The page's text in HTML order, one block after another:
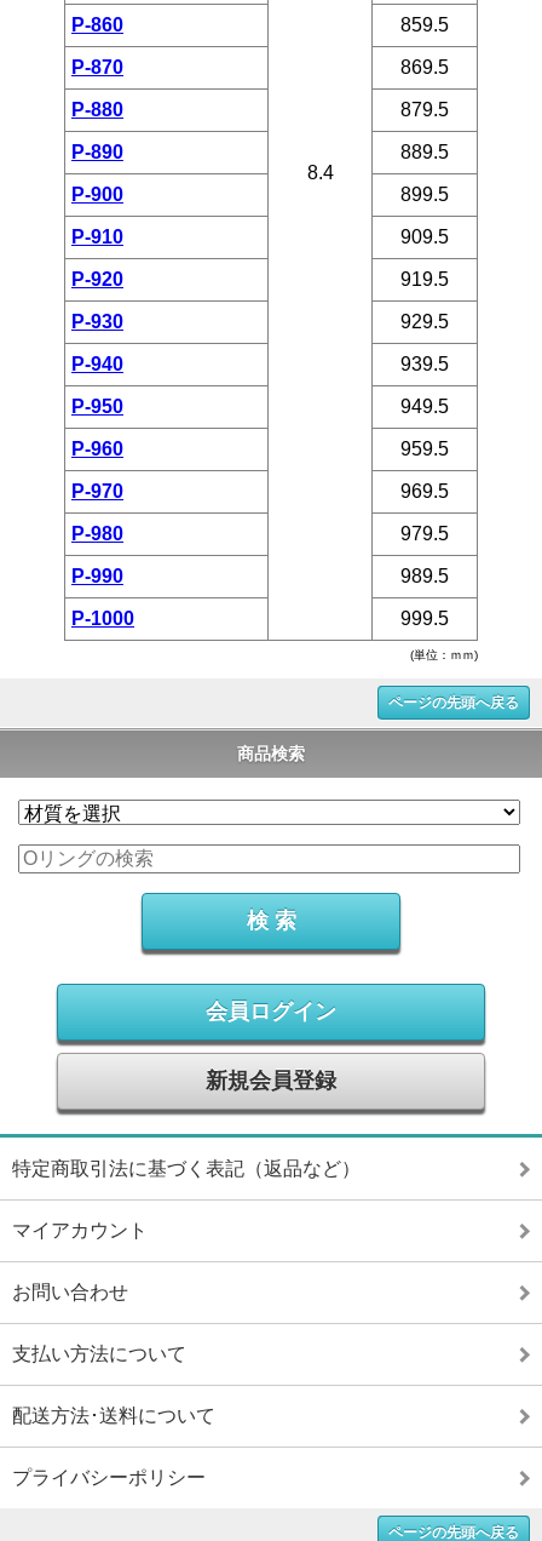
(単位：ｍｍ)
8.4
P-860 859.5
P-870 869.5
P-880 879.5
P-890 889.5
P-900 899.5
P-910 909.5
P-920 919.5
P-930 929.5
P-940 939.5
P-950 949.5
P-960 959.5
P-970 969.5
P-980 979.5
P-990 989.5
P-1000 999.5
ページの先頭へ戻る
商品検索
会員ログイン
新規会員登録
特定商取引法に基づく表記（返品など）
マイアカウント
お問い合わせ
支払い方法について
配送方法･送料について
プライバシーポリシー
ページの先頭へ戻る